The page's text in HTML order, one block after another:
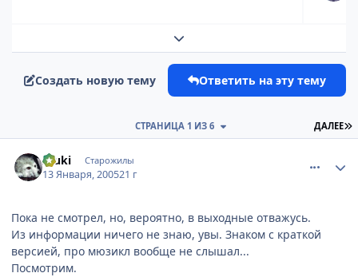
Развернуть обзор темы
Создать новую тему Ответить на эту тему
ДАЛЕЕ
СТРАНИЦА 1 ИЗ 6
Inuki Старожилы
13 Января, 200521 г
Пока не смотрел, но, вероятно, в выходные отважусь.
Из информации ничего не знаю, увы. Знаком с краткой
версией, про мюзикл вообще не слышал...
Посмотрим.